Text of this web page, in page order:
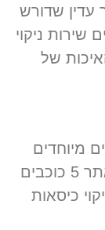
עדין שדורש
מציעים שירות ניקוי
של
מיוחדים
לשמירה על העור מבלי לפגוע בו. באתר 5 כוכבים
כיסאות